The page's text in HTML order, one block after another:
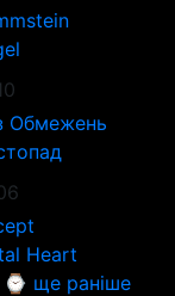
Обмежень
Heart
⌚ ще раніше